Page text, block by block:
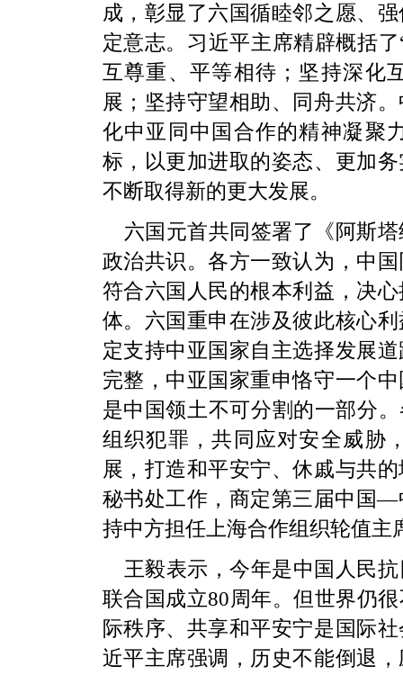
成，彰显了六国循睦邻之愿、
定意志。习近平主席精辟概括
互尊重、平等相待；坚持深化
展；坚持守望相助、同舟共济
化中亚同中国合作的精神凝聚
标，以更加进取的姿态、更加
不断取得新的更大发展。
六国元首共同签署了《阿斯
政治共识。各方一致认为，中
符合六国人民的根本利益，决
体。六国重申在涉及彼此核心
定支持中亚国家自主选择发展
完整，中亚国家重申恪守一个
是中国领土不可分割的一部分
组织犯罪，共同应对安全威胁
展，打造和平安宁、休戚与共
秘书处工作，商定第三届中国—
持中方担任上海合作组织轮值
王毅表示，今年是中国人民
联合国成立80周年。但世界仍
际秩序、共享和平安宁是国际
近平主席强调，历史不能倒退